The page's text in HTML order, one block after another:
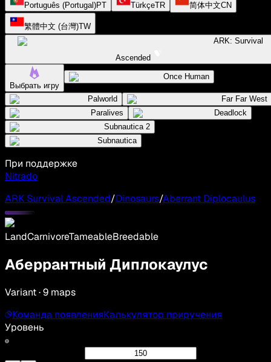
Português (Portugal)PT TürkçeTR 简体中文CN
繁體中文 (台灣)TW
ARK: Survival
Ascended
Выбрать игру
Once Human
Palworld
Far Far West
Paralives
Deadlock
Subnautica 2
Subnautica
При поддержке
Nitrado
ARK Survival Ascended/Dinosaurs/Aberrant Diplocaulus
LandCarnivoreTameableBreedable
Аберрантный Диплокаулус
Variant · 9 maps
Команда появленияКалькулятор приручения
Уровень